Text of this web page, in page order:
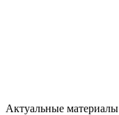
Актуальные материалы